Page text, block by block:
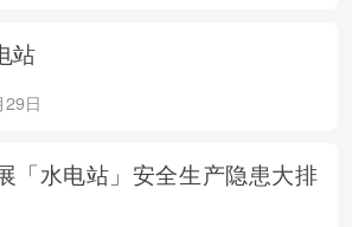
站
日
「水电站」安全生产隐患大排